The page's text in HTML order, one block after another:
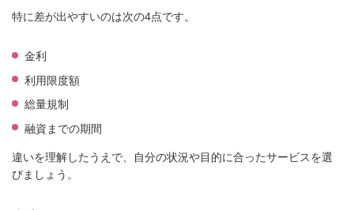
特に差が出やすいのは次の4点です。
金利
利用限度額
総量規制
融資までの期間
違いを理解したうえで、自分の状況や目的に合ったサービスを選
びましょう。